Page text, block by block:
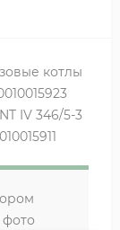
котлы
IV 346/5-3